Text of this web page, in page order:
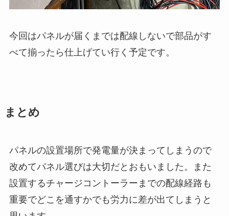
今回はパネルが届くまでは配線しないで部品がす
べて揃ったら仕上げてい行く予定です。
まとめ
パネルの設置場所で発電量が決まってしまうので
改めてパネル選びは大切だとおもいました。また
設置するチャージコントーラーまでの配線経路も
重要でどこを通すかでも労力に差が出てしまうと